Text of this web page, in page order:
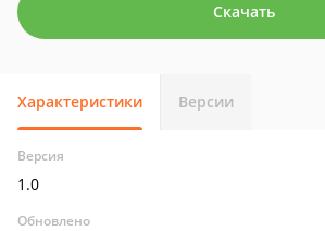
Скачать
Характеристики Версии
Версия
1.0
Обновлено